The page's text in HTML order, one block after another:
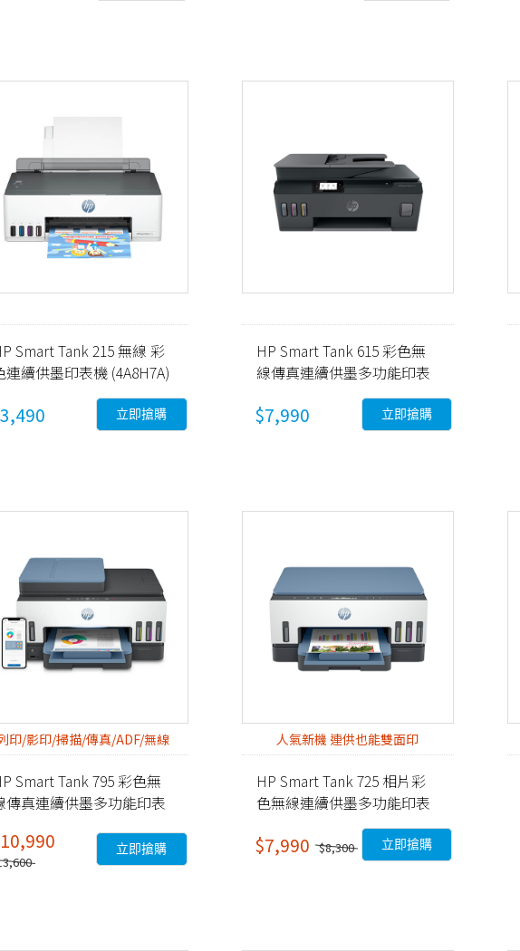
Smart Tank 215 無線 彩
連續供墨印表機 (4A8H7A)
立即搶購
HP Smart Tank 615 彩色無
線傳真連續供墨多功能印表
$7,990 立即搶購
印/影印/掃描/傳真/ADF/無線
Smart Tank 795 彩色無
傳真連續供墨多功能印表
立即搶購
人氣新機 連供也能雙面印
HP Smart Tank 725 相片彩
色無線連續供墨多功能印表
$7,990 $8,300 立即搶購